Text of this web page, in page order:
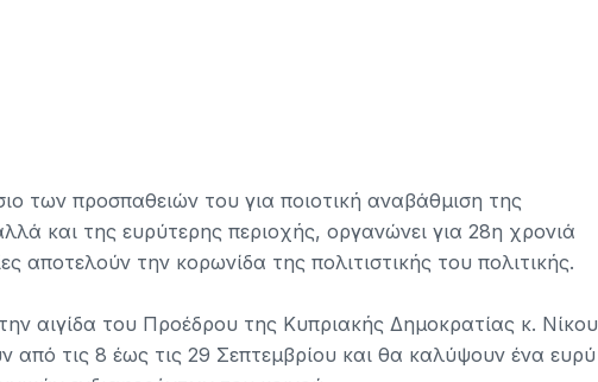
των προσπαθειών του για ποιοτική αναβάθμιση της
και της ευρύτερης περιοχής, οργανώνει για 28η χρονιά
αποτελούν την κορωνίδα της πολιτιστικής του πολιτικής.
αιγίδα του Προέδρου της Κυπριακής Δημοκρατίας κ. Νίκου
από τις 8 έως τις 29 Σεπτεμβρίου και θα καλύψουν ένα ευρύ